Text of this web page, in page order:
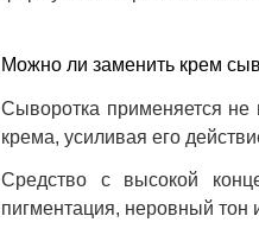
Можно ли заменить крем
Сыворотка применяется не
крема, усиливая его
Средство с высокой
пигментация, неровный тон